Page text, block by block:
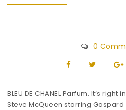
0
BLEU DE CHANEL Parfum. It’s
Steve McQueen starring Gaspard